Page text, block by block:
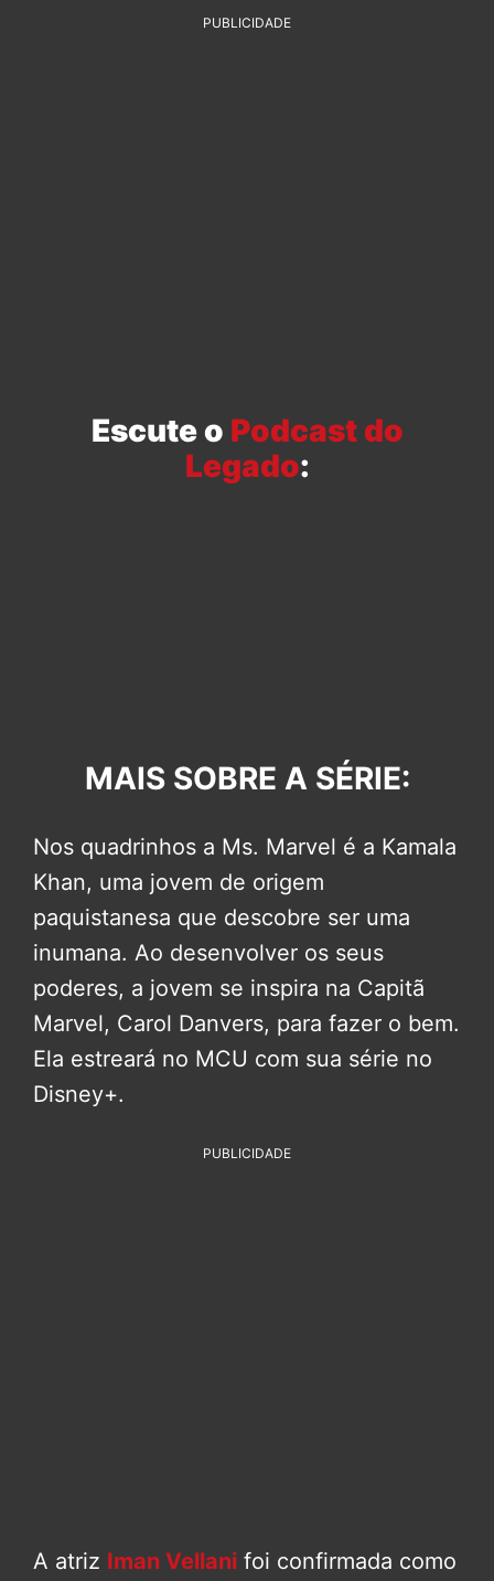
PUBLICIDADE
Escute o Podcast do
Legado:
MAIS SOBRE A SÉRIE:
Nos quadrinhos a Ms. Marvel é a Kamala
Khan, uma jovem de origem
paquistanesa que descobre ser uma
inumana. Ao desenvolver os seus
poderes, a jovem se inspira na Capitã
Marvel, Carol Danvers, para fazer o bem.
Ela estreará no MCU com sua série no
Disney+.
PUBLICIDADE
A atriz Iman Vellani foi confirmada como